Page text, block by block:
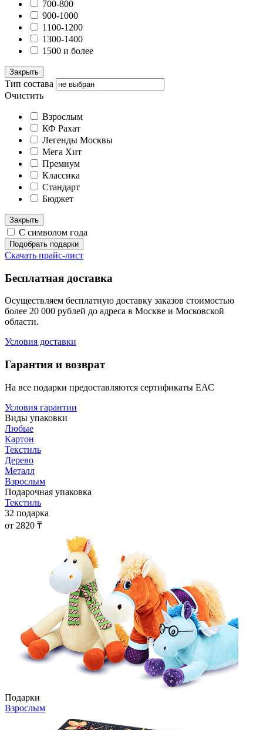
700-800
900-1000
1100-1200
1300-1400
1500 и более
Закрыть
Тип состава
Очистить
Взрослым
КФ Рахат
Легенды Москвы
Мега Хит
Премиум
Классика
Стандарт
Бюджет
Закрыть
С символом года
Скачать прайс-лист
Бесплатная доставка
Осуществляем бесплатную доставку заказов стоимостью
более 20 000 рублей до адреса в Москве и Московской
области.
Условия доставки
Гарантия и возврат
На все подарки предоставляются сертификаты ЕАС
Условия гарантии
Виды упаковки
Любые
Картон
Текстиль
Дерево
Металл
Взрослым
Подарочная упаковка
Текстиль
32 подарка
от 2820 ₸
Подарки
Взрослым